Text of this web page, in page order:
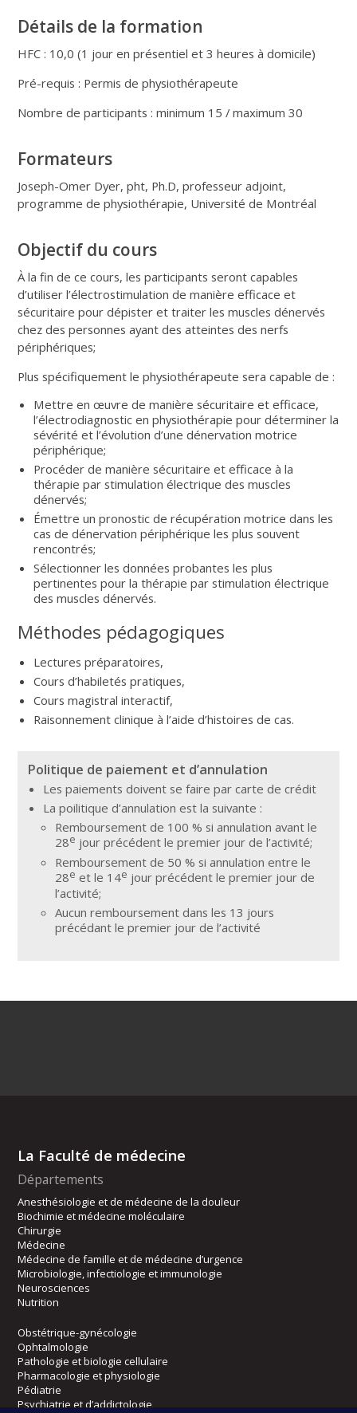
Détails de la formation
HFC : 10,0 (1 jour en présentiel et 3 heures à domicile)
Pré-requis : Permis de physiothérapeute
Nombre de participants : minimum 15 / maximum 30
Formateurs
Joseph-Omer Dyer, pht, Ph.D, professeur adjoint,
programme de physiothérapie, Université de Montréal
Objectif du cours
À la fin de ce cours, les participants seront capables
d’utiliser l’électrostimulation de manière efficace et
sécuritaire pour dépister et traiter les muscles dénervés
chez des personnes ayant des atteintes des nerfs
périphériques;
Plus spécifiquement le physiothérapeute sera capable de :
Mettre en œuvre de manière sécuritaire et efficace,
l’électrodiagnostic en physiothérapie pour déterminer la
sévérité et l’évolution d’une dénervation motrice
périphérique;
Procéder de manière sécuritaire et efficace à la
thérapie par stimulation électrique des muscles
dénervés;
Émettre un pronostic de récupération motrice dans les
cas de dénervation périphérique les plus souvent
rencontrés;
Sélectionner les données probantes les plus
pertinentes pour la thérapie par stimulation électrique
des muscles dénervés.
Méthodes pédagogiques
Lectures préparatoires,
Cours d’habiletés pratiques,
Cours magistral interactif,
Raisonnement clinique à l’aide d’histoires de cas.
Politique de paiement et d’annulation
Les paiements doivent se faire par carte de crédit
La poilitique d’annulation est la suivante :
Remboursement de 100 % si annulation avant le
28e jour précédent le premier jour de l’activité;
Remboursement de 50 % si annulation entre le
28e et le 14e jour précédent le premier jour de
l’activité;
Aucun remboursement dans les 13 jours
précédant le premier jour de l’activité
La Faculté de médecine
Départements
Anesthésiologie et de médecine de la douleur
Biochimie et médecine moléculaire
Chirurgie
Médecine
Médecine de famille et de médecine d’urgence
Microbiologie, infectiologie et immunologie
Neurosciences
Nutrition
Obstétrique-gynécologie
Ophtalmologie
Pathologie et biologie cellulaire
Pharmacologie et physiologie
Pédiatrie
Psychiatrie et d’addictologie